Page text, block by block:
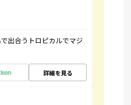
出合うトロピカルでマジ
詳細を見る